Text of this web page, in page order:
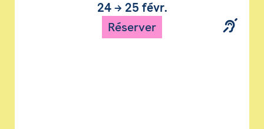
24→ 25 févr.
Réserver